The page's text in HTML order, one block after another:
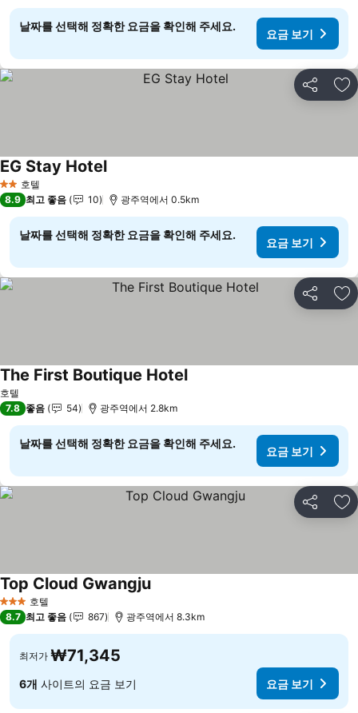
날짜를 선택해 정확한 요금을 확인해 주세요.
요금 보기
공유 즐
2 성급호텔
EG Stay Hotel요금 보기
8.9 최고 좋음 10 광주역에서 0.5km
날짜를 선택해 정확한 요금을 확인해 주세요.
요금 보기
공유 즐
호텔
The First Boutique Hotel요금 보기
7.8 좋음 54 광주역에서 2.8km
날짜를 선택해 정확한 요금을 확인해 주세요.
요금 보기
공유 즐
3 성급 호텔
Top Cloud Gwangju요금 보기
8.7 최고 좋음 867 광주역에서 8.3km
최저가 ₩71,345
6개 사이트의 요금 보기 요금 보기